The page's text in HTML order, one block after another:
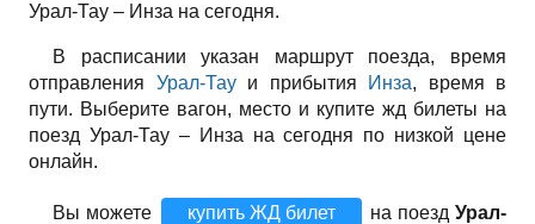
Урал-Тау – Инза на сегодня.
В расписании указан маршрут поезда, время
отправления Урал-Тауи прибытия Инза, время в
пути. Выберите вагон, место и купите жд билеты на
поезд Урал-Тау – Инза на сегодня по низкой цене
онлайн.
Вы можете купить ЖД билет на поездУрал-